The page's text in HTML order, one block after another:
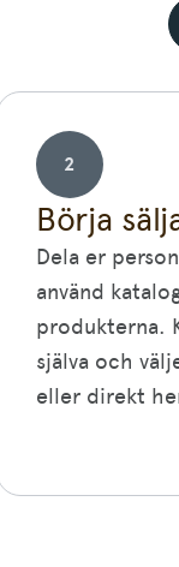
2
Börja
Dela er
använd
produkterna.
själva och
eller direkt